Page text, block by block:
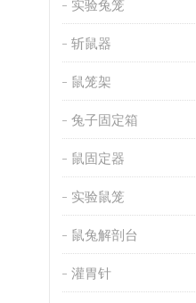
实验兔笼
斩鼠器
鼠笼架
兔子固定箱
鼠固定器
实验鼠笼
鼠兔解剖台
灌胃针